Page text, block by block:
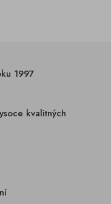
1997
kvalitných